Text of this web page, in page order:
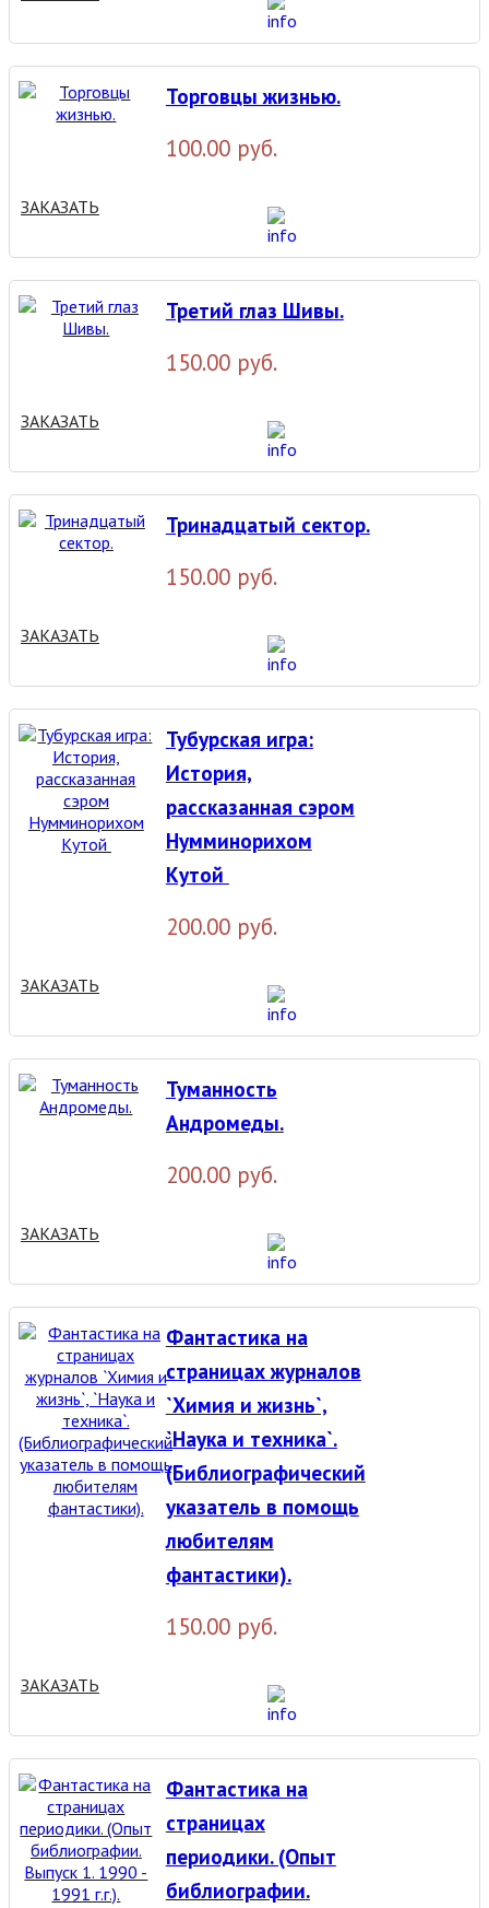
Торговцы жизнью.
100.00 руб.
ЗАКАЗАТЬ
Третий глаз Шивы.
150.00 руб.
ЗАКАЗАТЬ
Тринадцатый сектор.
150.00 руб.
ЗАКАЗАТЬ
Тубурская игра:
История,
рассказанная сэром
Нумминорихом
Кутой
200.00 руб.
ЗАКАЗАТЬ
Туманность
Андромеды.
200.00 руб.
ЗАКАЗАТЬ
Фантастика на
страницах журналов
`Химия и жизнь`,
`Наука и техника`.
(Библиографический
указатель в помощь
любителям
фантастики).
150.00 руб.
ЗАКАЗАТЬ
Фантастика на
страницах
периодики. (Опыт
библиографии.